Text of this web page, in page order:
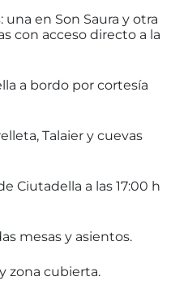
una en Son Saura y otra
con acceso directo a la
a bordo por cortesía
Talaier y cuevas
Ciutadella a las 17:00 h
mesas y asientos.
zona cubierta.